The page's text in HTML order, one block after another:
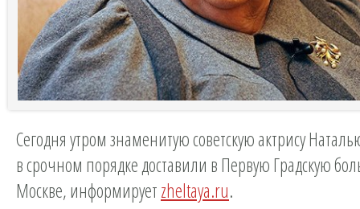
Сегодня утром знаменитую советскую актрису
в срочном порядке доставили в Первую Градскую
Москве, информируетzheltaya.ru.